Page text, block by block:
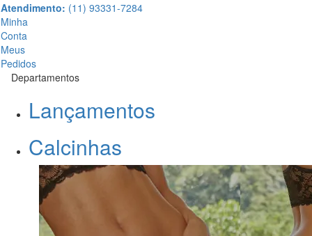
Atendimento: (11) 93331-7284
Minha
Conta
Meus
Pedidos
Departamentos
Lançamentos
Calcinhas